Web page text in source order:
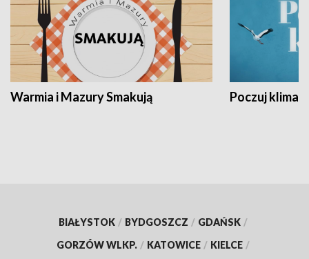
Warmia i Mazury Smakują Poczuj klimat
BIAŁYSTOK / BYDGOSZCZ / GDAŃSK /
GORZÓW WLKP. / KATOWICE / KIELCE /